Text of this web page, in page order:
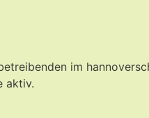
im
aktiv.